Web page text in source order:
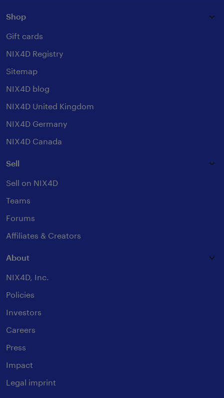
Shop
Gift cards
NIX4D Registry
Sitemap
NIX4D blog
NIX4D United Kingdom
NIX4D Germany
NIX4D Canada
Sell
Sell on NIX4D
Teams
Forums
Affiliates & Creators
About
NIX4D, Inc.
Policies
Investors
Careers
Press
Impact
Legal imprint